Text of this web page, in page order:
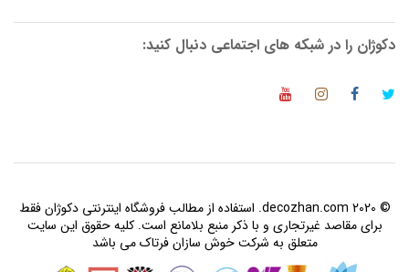
دکوژان را در شبکه های اجتماعی دنبال کنید:
© 2020 decozhan.com. استفاده از مطالب فروشگاه اینترنتی دکوژان فقط
برای مقاصد غیرتجاری و با ذکر منبع بلامانع است. کلیه حقوق این سایت
متعلق به شرکت خوش سازان فرتاک می باشد